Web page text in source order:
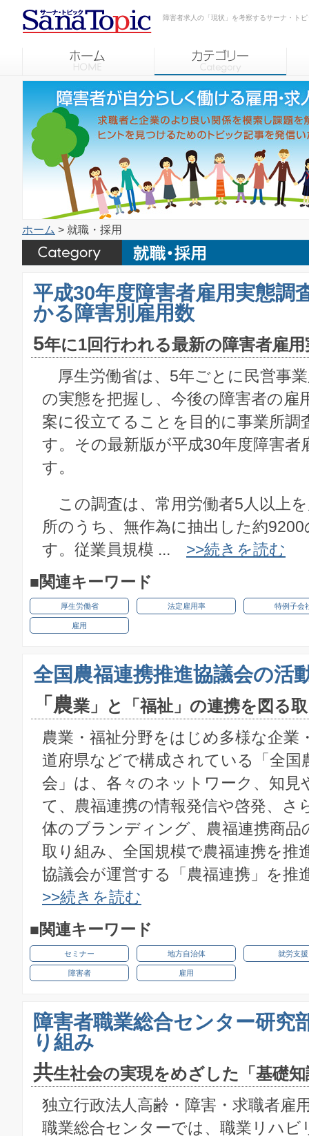
障害者求人の「現状」を考察するサーナ・トピ
ホーム > 就職・採用
平成30年度障害者雇用実態調
かる障害別雇用数
5年に1回行われる最新の障害者雇
厚生労働省は、5年ごとに民営事
の実態を把握し、今後の障害者の雇
案に役立てることを目的に事業所調
す。その最新版が平成30年度障害者
す。
この調査は、常用労働者5人以上
所のうち、無作為に抽出した約
す。従業員規模 ... >>続きを読む
■関連キーワード
厚生労働省 法定雇用率 特例子会
雇用
全国農福連携推進協議会の活
「農業」と「福祉」の連携を図る
農業・福祉分野をはじめ多様な企業
道府県などで構成されている「全国
会」は、各々のネットワーク、知見
て、農福連携の情報発信や啓発、さ
体のブランディング、農福連携商品
取り組み、全国規模で農福連携を推
協議会が運営する「農福連携」を
>>続きを読む
■関連キーワード
セミナー 地方自治体 就労支援
障害者 雇用
障害者職業総合センター研究
り組み
共生社会の実現をめざした「基礎知
独立行政法人高齢・障害・求職者雇
職業総合センターでは、職業リハビ